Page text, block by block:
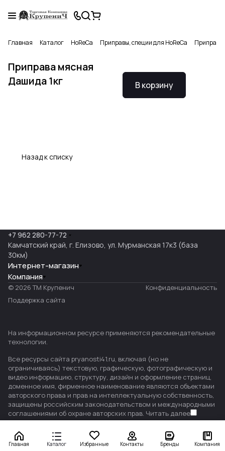
Главная Каталог HoReCa Приправы, специи для HoReCa Приправа
Приправа мясная
Дашида 1кг
В корзину
Назад к списку
Главная Каталог Избранные Контакты Бренды Компания
+7 962 280-77-72
Камчатский край, г. Елизово, ул. Мурманская 17к3 (база
30км)
Интернет-магазин
Компания
© 2026 ТМ Крупенич
Конфиденциальность
Поддержка сайта
На информационном ресурсе применяются рекомендательные
технологии.
Все ресурсы сайта pryanosti41.ru, включая (но не
ограничиваясь) текстовую, графическую, фотографическую и
видео информацию, структуру, дизайн и оформление страниц,
доменное имя, фирменное наименование являются объектами
авторского права и прав на интеллектуальную собственность,
защищены российским законодательством и международными
соглашениями об охране авторских прав. Читать далее